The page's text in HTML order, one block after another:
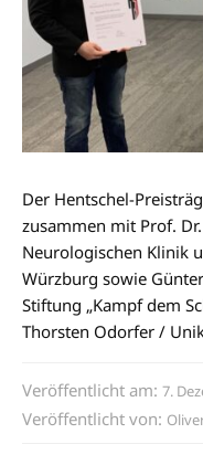
Der Hentschel-
zusammen mit Prof.
Neurologischen Klinik
Würzburg sowie
Stiftung „Kampf dem
Thorsten Odorfer /
Veröffentlicht am: 7.
Veröffentlicht von: